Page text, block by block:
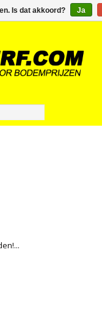
€0,00
Is dat akkoord? Ja